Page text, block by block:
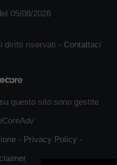
05/08/2026
diritti riservati - Contattaci
questo sito sono gestite
- Privacy Policy -